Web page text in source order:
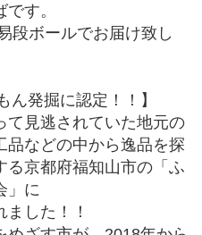
す。
段ボールでお届け致し
ん発掘に認定！！】
見逃されていた地元の
品などの中から逸品を探
る京都府福知山市の「ふ
」に
ました！！